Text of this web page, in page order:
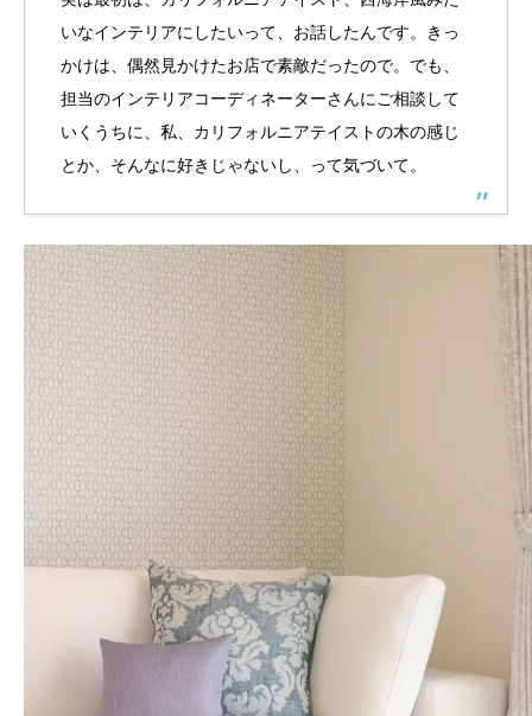
いなインテリアにしたいって、お話したんです。きっ
かけは、偶然見かけたお店で素敵だったので。でも、
担当のインテリアコーディネーターさんにご相談して
いくうちに、私、カリフォルニアテイストの木の感じ
とか、そんなに好きじゃないし、って気づいて。